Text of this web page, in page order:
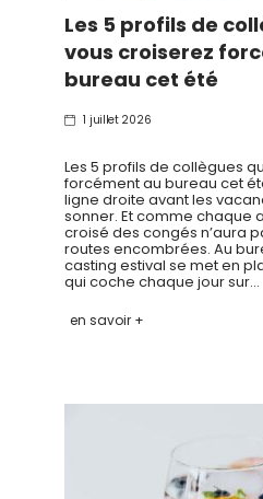
Les 5 profils de
vous croiserez
bureau cet été
1 juillet 2026
Les 5 profils de collègues
forcément au bureau cet
ligne droite avant les
sonner. Et comme chaque
croisé des congés n’aura
routes encombrées. Au
casting estival se met en
qui coche chaque jour sur…
en savoir +